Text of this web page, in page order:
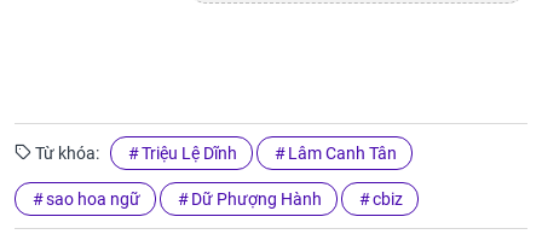
Từ khóa: Triệu Lệ Dĩnh Lâm Canh Tân
sao hoa ngữ Dữ Phượng Hành cbiz